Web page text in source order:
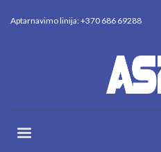
Aptarnavimo linija: +370 686 69288